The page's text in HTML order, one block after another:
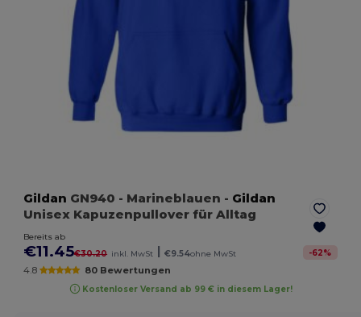
Gildan GN940 - Marineblauen - Gildan
Unisex Kapuzenpullover für Alltag
Bereits ab
€11.45€30.20 inkl. MwSt | €9.54ohne MwSt -62%
4.8 80 Bewertungen
Kostenloser Versand ab 99 € in diesem Lager!